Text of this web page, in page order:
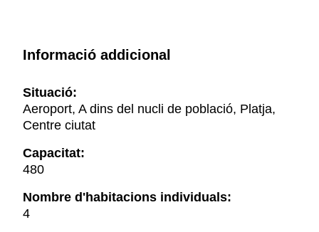
Informació addicional
Situació:
Aeroport, A dins del nucli de població, Platja,
Centre ciutat
Capacitat:
480
Nombre d'habitacions individuals:
4